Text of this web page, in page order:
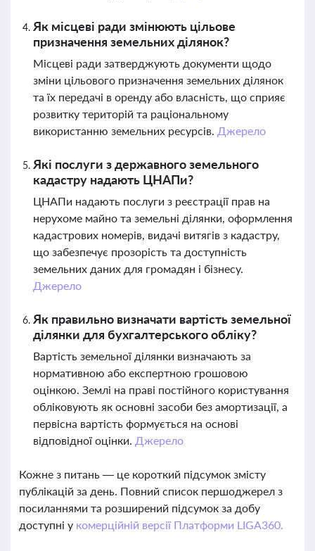
Як місцеві ради змінюють цільове
призначення земельних ділянок?
Місцеві ради затверджують документи щодо
зміни цільового призначення земельних ділянок
та їх передачі в оренду або власність, що сприяє
розвитку територій та раціональному
використанню земельних ресурсів. Джерело
Які послуги з державного земельного
кадастру надають ЦНАПи?
ЦНАПи надають послуги з реєстрації прав на
нерухоме майно та земельні ділянки, оформлення
кадастрових номерів, видачі витягів з кадастру,
що забезпечує прозорість та доступність
земельних даних для громадян і бізнесу.
Джерело
Як правильно визначати вартість земельної
ділянки для бухгалтерського обліку?
Вартість земельної ділянки визначають за
нормативною або експертною грошовою
оцінкою. Землі на праві постійного користування
обліковують як основні засоби без амортизації, а
первісна вартість формується на основі
відповідної оцінки. Джерело
Кожне з питань — це короткий підсумок змісту
публікацій за день. Повний список першоджерел з
посиланнями та розширений підсумок за добу
доступні у комерційній версії Платформи LIGA360.